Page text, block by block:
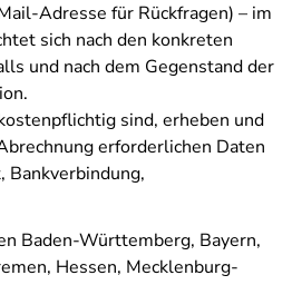
Adresse für Rückfragen) – im
sich nach den konkreten
und nach dem Gegenstand der
sind, erheben und
erforderlichen Daten
Bankverbindung,
Baden-Württemberg, Bayern,
Hessen, Mecklenburg-